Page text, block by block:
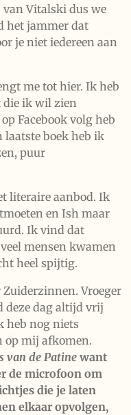
Vitalski dus we
het jammer dat
je niet iedereen aan
me tot hier. Ik heb
die ik wil zien
Facebook volg heb
boek heb ik
puur
literaire aanbod. Ik
en Ish maar
Ik vind dat
mensen kwamen
heel spijtig.
Vroeger
deze dag altijd vrij
heb nog niets
op mij afkomen.
van de Patine want
de microfoon om
die je laten
elkaar opvolgen,